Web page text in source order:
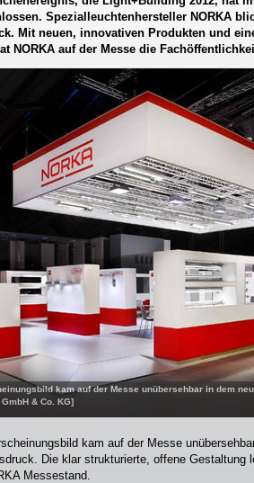
Spezialleuchtenhersteller NORKA
Mit neuen, innovativen Produkten und
NORKA auf der Messe die
kam auf der Messe unübersehbar in dem
& Co. KG]
kam auf der Messe
Die klar strukturierte, offene Gestaltung
Messestand.